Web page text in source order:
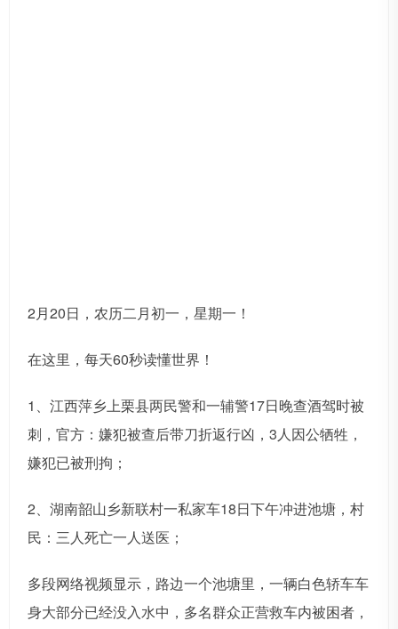
2月20日，农历二月初一，星期一！
在这里，每天60秒读懂世界！
1、江西萍乡上栗县两民警和一辅警17日晚查酒驾时被
刺，官方：嫌犯被查后带刀折返行凶，3人因公牺牲，
嫌犯已被刑拘；
2、湖南韶山乡新联村一私家车18日下午冲进池塘，村
民：三人死亡一人送医；
多段网络视频显示，路边一个池塘里，一辆白色轿车车
身大部分已经没入水中，多名群众正营救车内被困者，